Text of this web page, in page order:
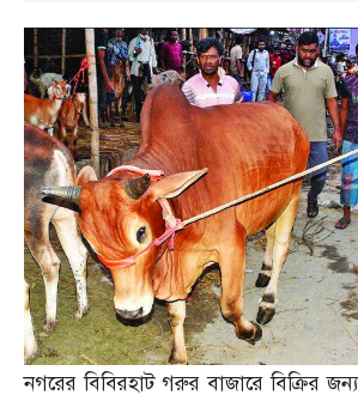
নগরের বিবিরহাট গরুর বাজারে বিক্রির